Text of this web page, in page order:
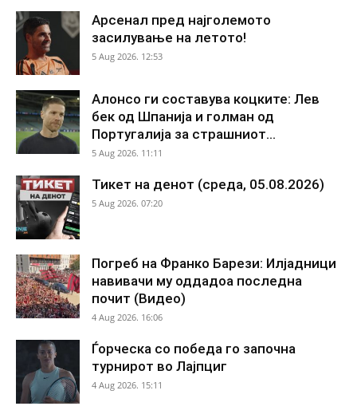
Арсенал пред најголемото
засилување на летото!
5 Aug 2026. 12:53
Алонсо ги составува коцките: Лев
бек од Шпанија и голман од
Португалија за страшниот...
5 Aug 2026. 11:11
Тикет на денот (среда, 05.08.2026)
5 Aug 2026. 07:20
Погреб на Франко Барези: Илјадници
навивачи му оддадоа последна
почит (Видео)
4 Aug 2026. 16:06
Ѓорческа со победа го започна
турнирот во Лајпциг
4 Aug 2026. 15:11